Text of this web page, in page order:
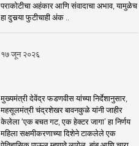
पराकोटीचा अहंकार आणि संवादाचा अभाव, यामुळेच
हा दुसर्‍या फुटीचाही अंक ..
१७ जून २०२६
मुख्यमंत्री देवेंद्र फडणवीस यांच्या निर्देशानुसार,
महसूलमंत्री चंद्रशेखर बावनकुळे यांनी जाहीर
केलेला ‘एक बचत गट, एक हेक्टर जागा’ हा निर्णय
महिला सक्षमीकरणाच्या दिशेने टाकलेले एक